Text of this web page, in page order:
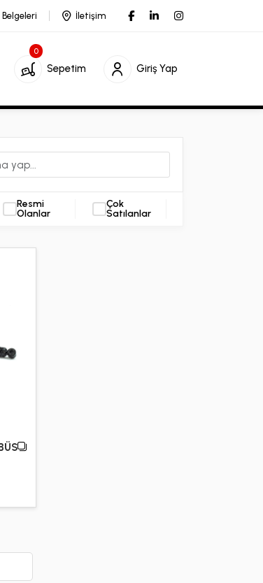
Belgeleri İletişim
Sepetim
0
Giriş Yap
Resmi
Olanlar
Çok
Satılanlar